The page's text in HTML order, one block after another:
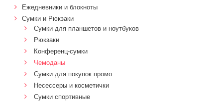
Ежедневники и блокноты
Сумки и Рюкзаки
Сумки для планшетов и ноутбуков
Рюкзаки
Конференц-сумки
Чемоданы
Сумки для покупок промо
Несессеры и косметички
Сумки спортивные